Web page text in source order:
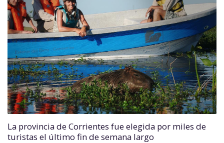
La provincia de Corrientes fue elegida por miles de
turistas el último fin de semana largo